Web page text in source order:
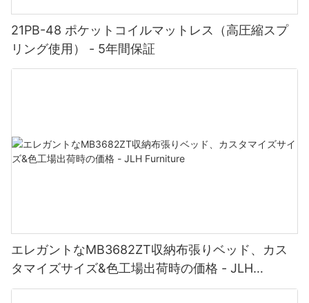
21PB-48 ポケットコイルマットレス（高圧縮スプ
リング使用） - 5年間保証
エレガントなMB3682ZT収納布張りベッド、カス
タマイズサイズ&色工場出荷時の価格 - JLH
Furniture